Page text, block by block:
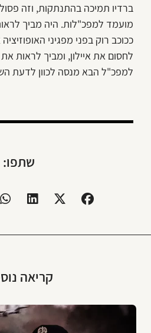
ברדיו תמיכה בהתנתקות, וזה
מועמד למפכ"לות. היה מביך
ככוכב רוק בפני מפגיני
לחסום את איילון, ומביך לראות
למפכ"ל הבא מנסה לכוון לדעת
שתפו:
קריאה